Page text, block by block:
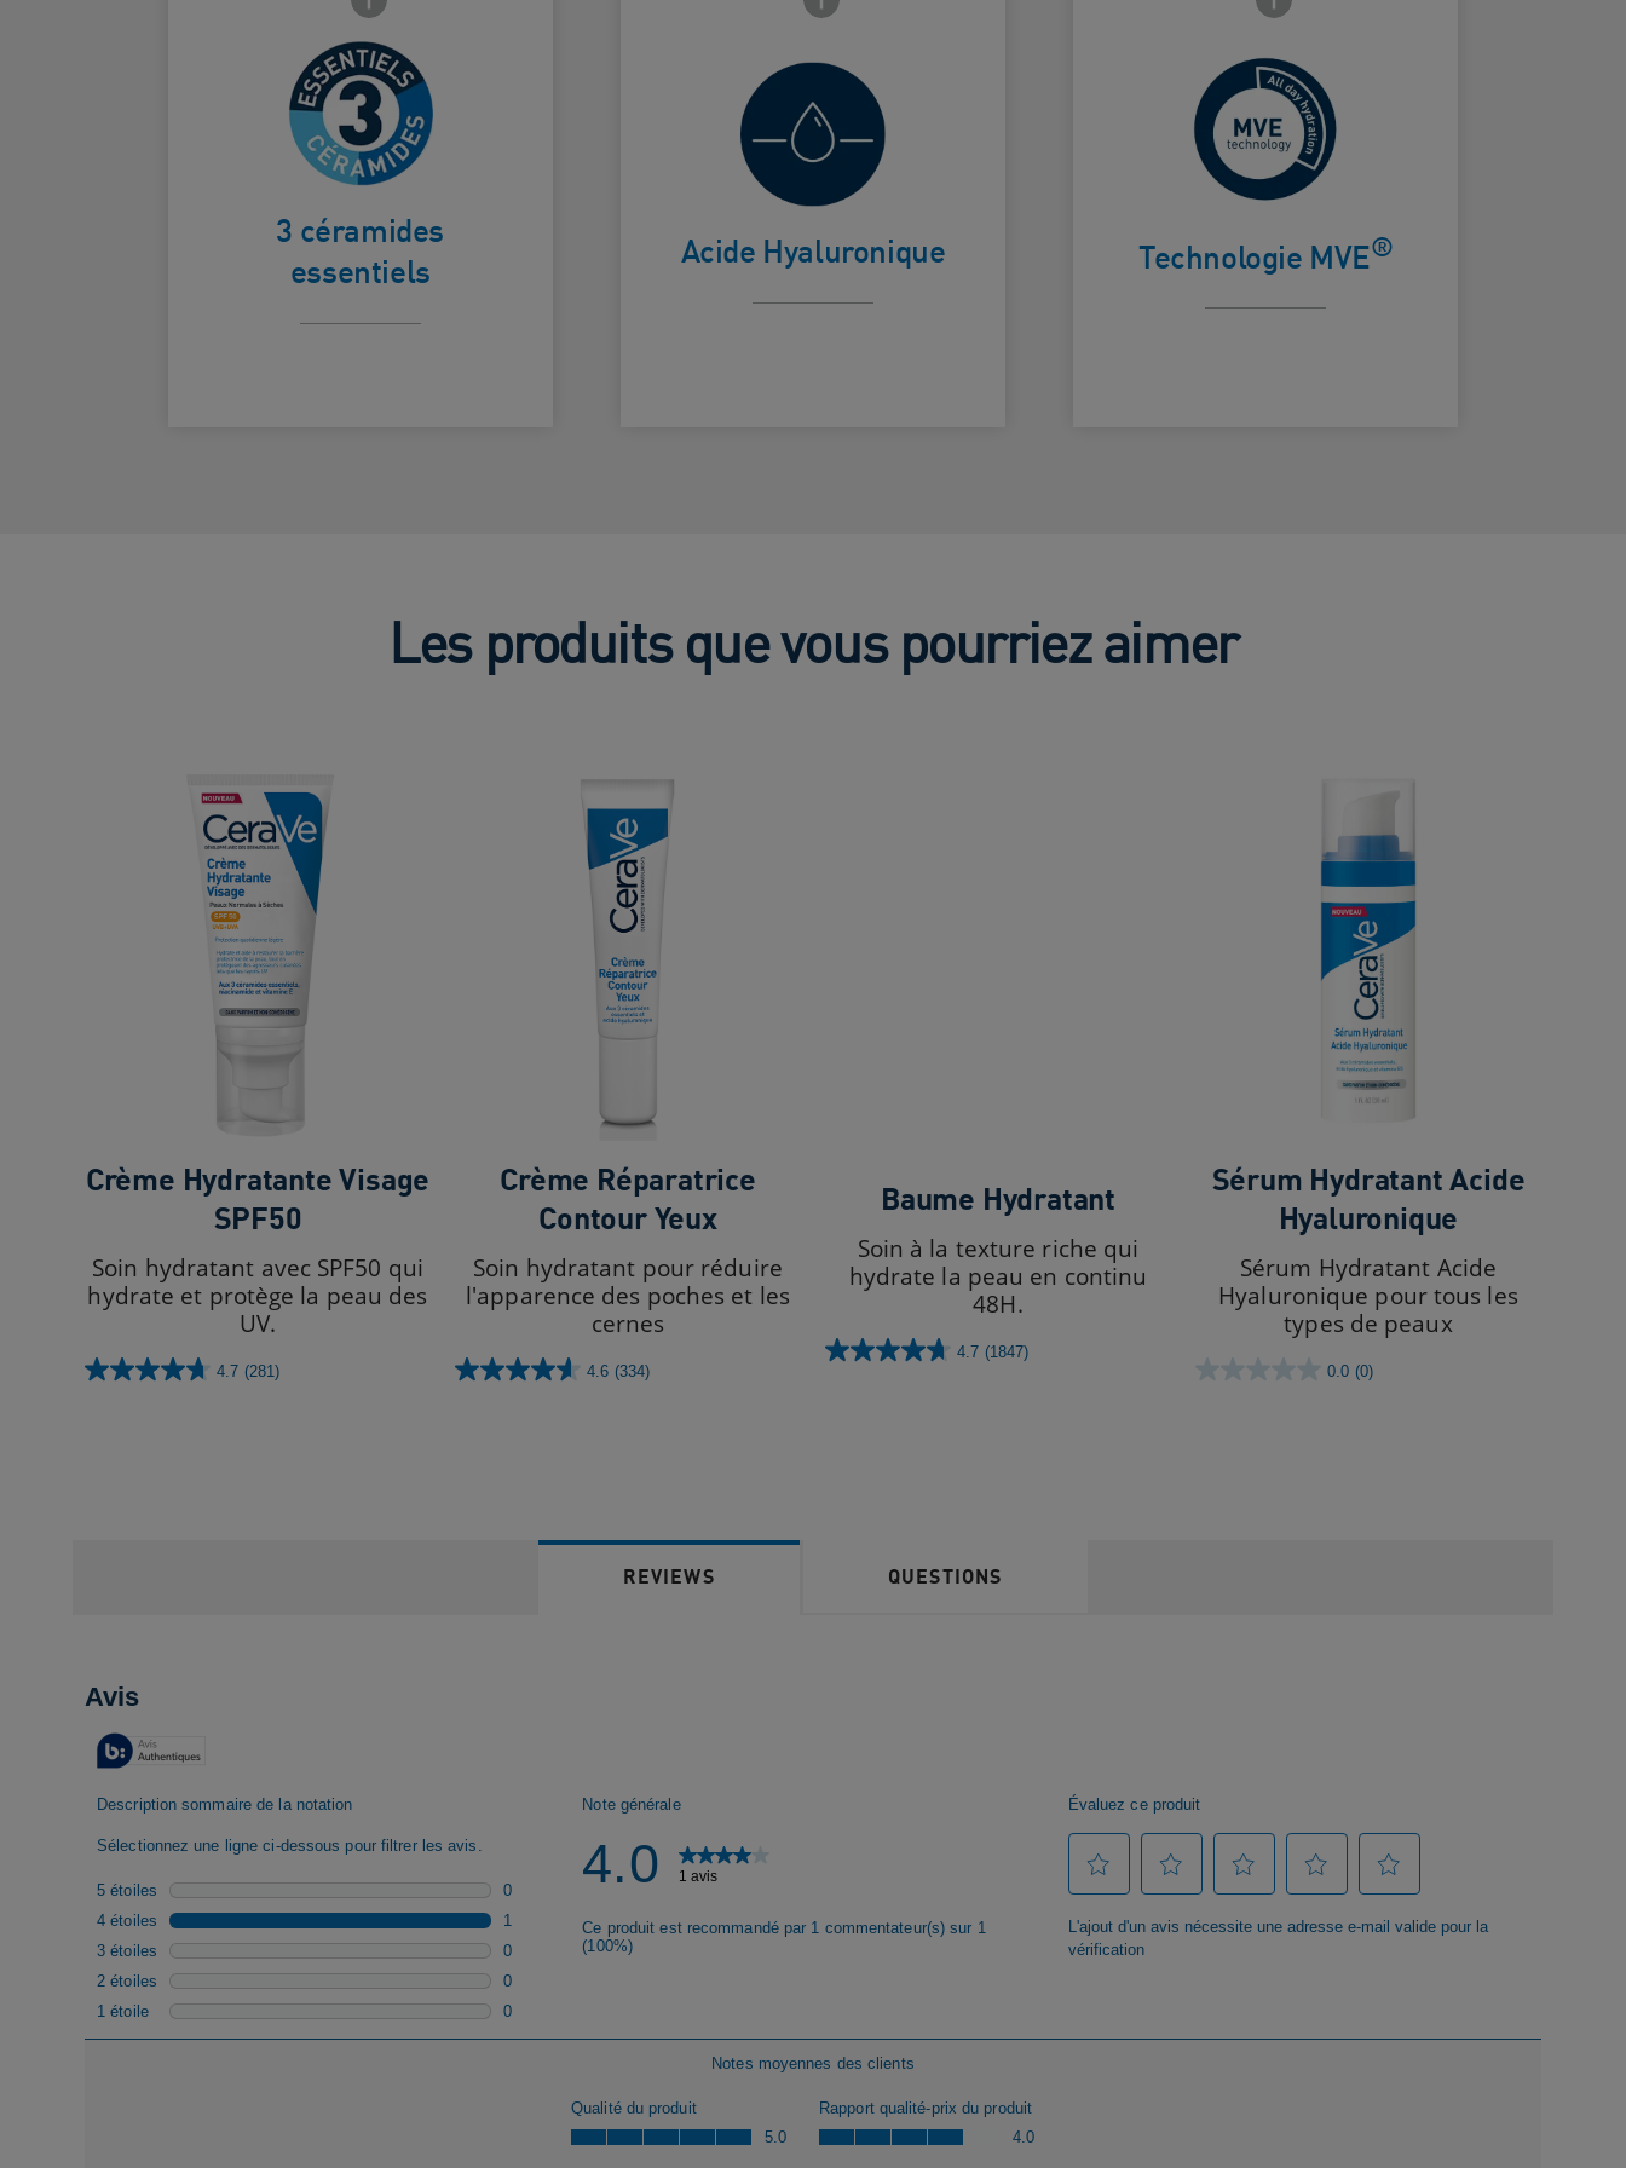
3 céramides
essentiels
Restaure la
barrière
cutanée.
Acide Hyaluronique
Aide à retenir
l'hydratation
naturelle de
la peau.
Technologie MVE®
Pour une
hydratation
continue et
contrôlée
Les produits que vous pourriez aimer
Crème Hydratante Visage
SPF50
Soin hydratant avec SPF50 qui
hydrate et protège la peau des
UV.
4.7 (281)
4.7
Crème Réparatrice
Contour Yeux
Soin hydratant pour réduire
l'apparence des poches et les
cernes
4.6 (334)
4.6
Baume Hydratant
Soin à la texture riche qui
hydrate la peau en continu
48H.
4.7 (1847)
4.7
Sérum Hydratant Acide
Hyaluronique
Sérum Hydratant Acide
Hyaluronique pour tous les
types de peaux
0.0 (0)
0.0
REVIEWS QUESTIONS